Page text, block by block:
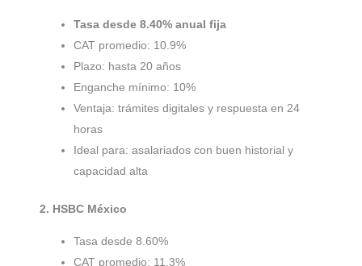
Tasa desde 8.40% anual fija
CAT promedio: 10.9%
Plazo: hasta 20 años
Enganche mínimo: 10%
Ventaja: trámites digitales y respuesta en 24
horas
Ideal para: asalariados con buen historial y
capacidad alta
2. HSBC México
Tasa desde 8.60%
CAT promedio: 11.3%